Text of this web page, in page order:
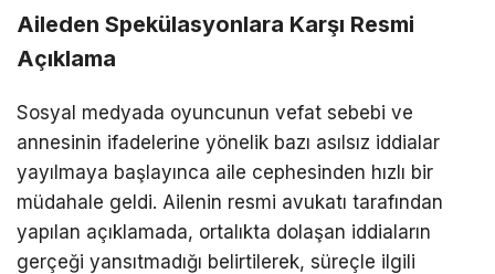
Aileden Spekülasyonlara Karşı Resmi
Açıklama
Sosyal medyada oyuncunun vefat sebebi ve
annesinin ifadelerine yönelik bazı asılsız iddialar
yayılmaya başlayınca aile cephesinden hızlı bir
müdahale geldi. Ailenin resmi avukatı tarafından
yapılan açıklamada, ortalıkta dolaşan iddiaların
gerçeği yansıtmadığı belirtilerek, süreçle ilgili